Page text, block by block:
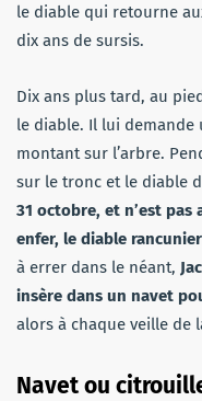
le diable qui retourne
dix ans de sursis.
Dix ans plus tard, au
le diable. Il lui demande
montant sur l’arbre.
sur le tronc et le diable
31 octobre, et n’est pas
enfer, le diable
à errer dans le néant,
insère dans un navet
alors à chaque veille de
Navet ou